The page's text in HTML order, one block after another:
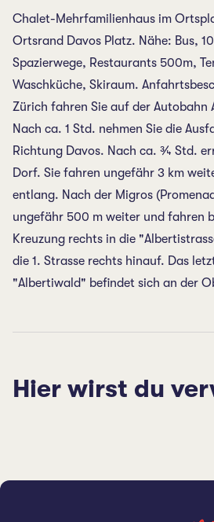
Chalet-Mehrfamilienhaus im
Ortsrand Davos Platz. Nähe: Bus,
Spazierwege, Restaurants 500m,
Waschküche, Skiraum.
Zürich fahren Sie auf der Autobahn
Nach ca. 1 Std. nehmen Sie die
Richtung Davos. Nach ca. ¾ Std.
Dorf. Sie fahren ungefähr 3 km
entlang. Nach der Migros
ungefähr 500 m weiter und fahren
Kreuzung rechts in die
die 1. Strasse rechts hinauf. Das
"Albertiwald" befindet sich an der
Hier wirst du